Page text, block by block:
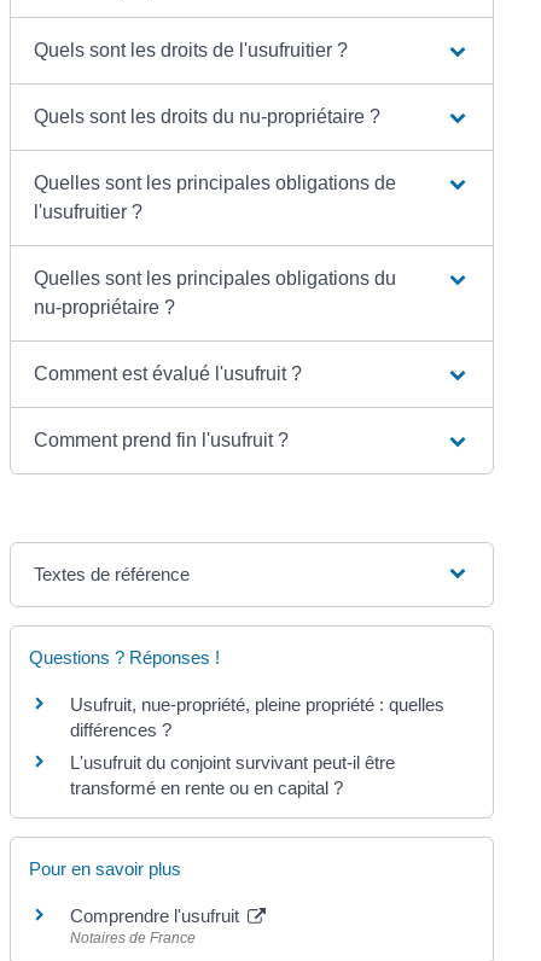
Quels sont les droits de l'usufruitier ?
Quels sont les droits du nu-propriétaire ?
Quelles sont les principales obligations de
l'usufruitier ?
Quelles sont les principales obligations du
nu-propriétaire ?
Comment est évalué l'usufruit ?
Comment prend fin l'usufruit ?
Textes de référence
Questions ? Réponses !
Usufruit, nue-propriété, pleine propriété : quelles
différences ?
L'usufruit du conjoint survivant peut-il être
transformé en rente ou en capital ?
Pour en savoir plus
Comprendre l'usufruit
Notaires de France